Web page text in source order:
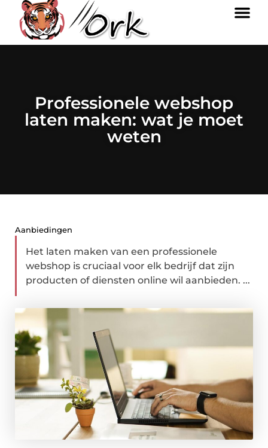
Professionele webshop
laten maken: wat je moet
weten
Aanbiedingen
Het laten maken van een professionele
webshop is cruciaal voor elk bedrijf dat zijn
producten of diensten online wil aanbieden. ...